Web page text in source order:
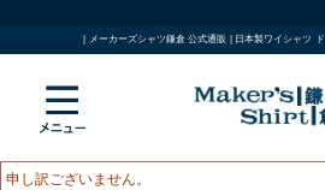
| メーカーズシャツ鎌倉 公式通販 | 日本製ワイシャツ
申し訳ございません。